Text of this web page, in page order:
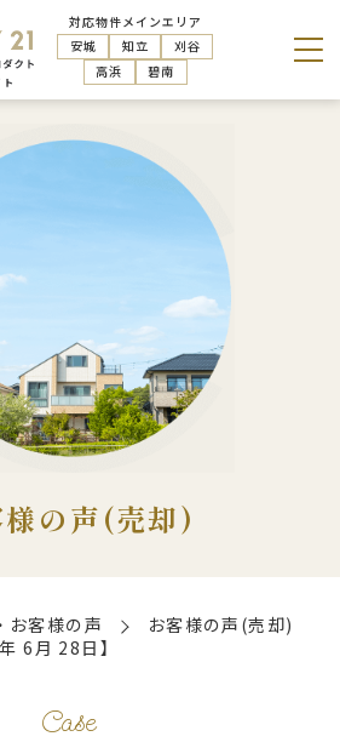
対応物件メインエリア
安城
知立
刈谷
高浜
碧南
様の声(売却)
お客様の声
お客様の声(売却)
6月 28日】
Case